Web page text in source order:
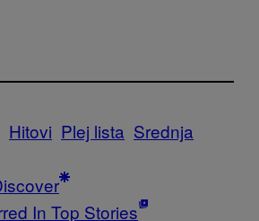
Hitovi Plej lista Srednja
In Top Stories